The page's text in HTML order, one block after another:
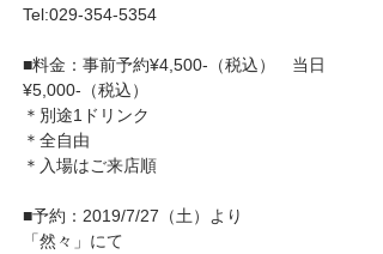
Tel:029-354-5354
■料金：事前予約¥4,500‐（税込）　当日
¥5,000‐（税込）
＊別途1ドリンク
＊全自由
＊入場はご来店順
■予約：2019/7/27（土）より
「然々」にて